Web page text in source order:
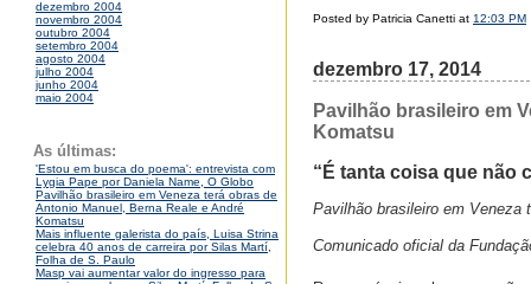
dezembro 2004
novembro 2004
outubro 2004
setembro 2004
agosto 2004
julho 2004
junho 2004
maio 2004
As últimas:
'Estou em busca do poema': entrevista com
Lygia Pape por Daniela Name, O Globo
Pavilhão brasileiro em Veneza terá obras de
Antonio Manuel, Berna Reale e André
Komatsu
Mais influente galerista do país, Luisa Strina
celebra 40 anos de carreira por Silas Martí,
Folha de S. Paulo
Masp vai aumentar valor do ingresso para
Posted by Patricia Canetti at 12:03 PM
dezembro 17, 2014
Pavilhão brasileiro em
Komatsu
“É tanta coisa que não
Pavilhão brasileiro em Veneza
Comunicado oficial da